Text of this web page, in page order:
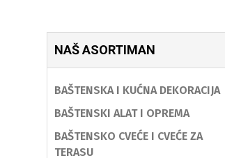
NAŠ ASORTIMAN
BAŠTENSKA I KUĆNA DEKORACIJA
BAŠTENSKI ALAT I OPREMA
BAŠTENSKO CVEĆE I CVEĆE ZA
TERASU